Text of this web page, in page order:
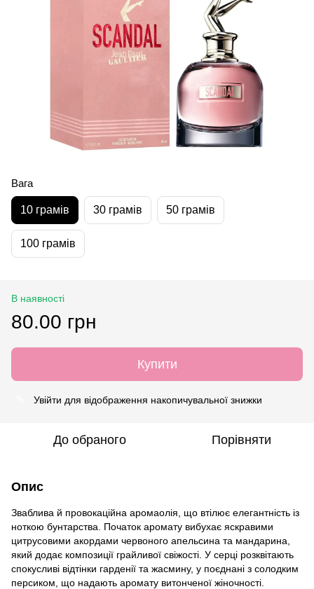
Вага
10 грамів 30 грамів 50 грамів
100 грамів
В наявності
80.00 грн
Купити
Увійти для відображення накопичувальної знижки
До обраного Порівняти
Опис
Зваблива й провокаційна аромаолія, що втілює елегантність із
ноткою бунтарства. Початок аромату вибухає яскравими
цитрусовими акордами червоного апельсина та мандарина,
який додає композиції грайливої свіжості. У серці розквітають
спокусливі відтінки гарденії та жасмину, у поєднані з солодким
персиком, що надають аромату витонченої жіночності.